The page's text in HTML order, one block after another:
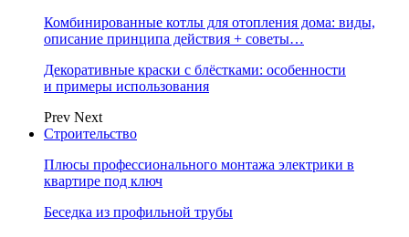
Комбинированные котлы для отопления дома: виды,
описание принципа действия + советы…
Декоративные краски с блёстками: особенности
и примеры использования
Prev Next
Строительство
Плюсы профессионального монтажа электрики в
квартире под ключ
Беседка из профильной трубы